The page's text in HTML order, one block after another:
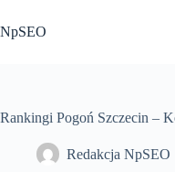
do
treści
NpSEO
Rankingi Pogoń Szczecin –
Redakcja NpSEO